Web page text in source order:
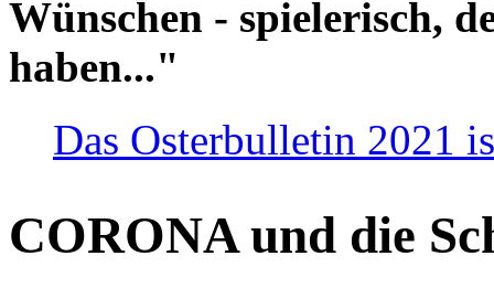
Wünschen - spielerisch,
haben..."
Das Osterbulletin 2021
CORONA und die